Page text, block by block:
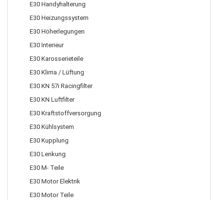
E30 Handyhalterung
E30 Heizungssystem
E30 Höherlegungen
E30 Interieur
E30 Karosserieteile
E30 Klima / Lüftung
E30 KN 57i Racingfilter
E30 KN Luftfilter
E30 Kraftstoffversorgung
E30 Kühlsystem
E30 Kupplung
E30 Lenkung
E30 M- Teile
E30 Motor Elektrik
E30 Motor Teile